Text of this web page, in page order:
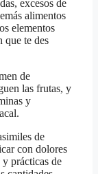
excesos de
alimentos
elementos
que te des
de
las frutas, y
y
de
con dolores
prácticas de